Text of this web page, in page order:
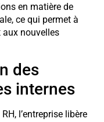
en matière de
ce qui permet à
aux nouvelles
des
internes
l’entreprise libère